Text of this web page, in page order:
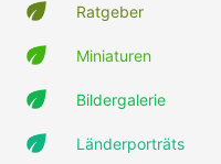
Ratgeber
Miniaturen
Bildergalerie
Länderporträts